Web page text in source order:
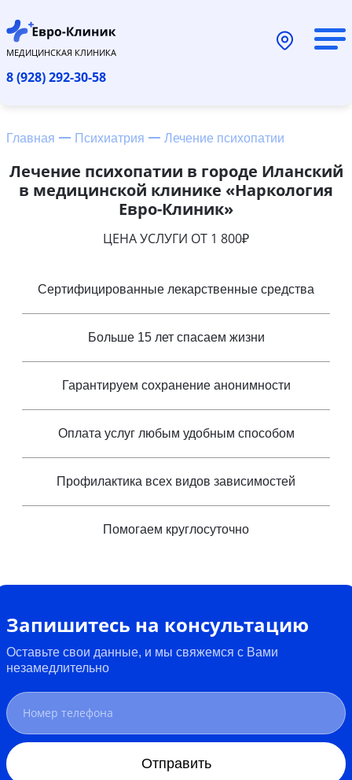
МЕДИЦИНСКАЯ КЛИНИКА
8 (928) 292-30-58
Главная Психиатрия Лечение психопатии
Лечение психопатии в городе Иланский
в медицинской клинике «Наркология
Евро-Клиник»
ЦЕНА УСЛУГИ ОТ 1 800₽
Сертифицированные лекарственные средства
Больше 15 лет спасаем жизни
Гарантируем сохранение анонимности
Оплата услуг любым удобным способом
Профилактика всех видов зависимостей
Помогаем круглосуточно
Запишитесь на консультацию
Оставьте свои данные, и мы свяжемся с Вами
незамедлительно
Отправить